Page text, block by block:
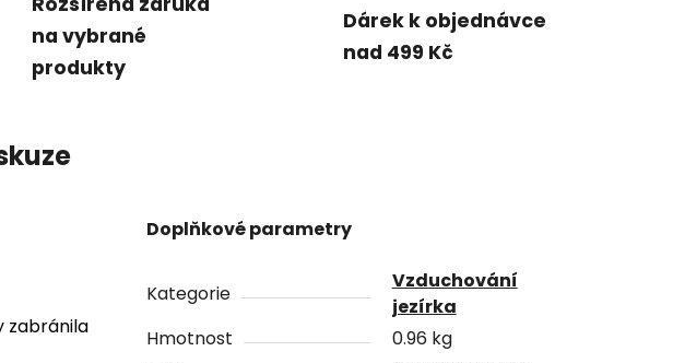
na vybrané
produkty
Dárek k objednávce
nad 499 Kč
zabránila
Doplňkové parametry
Kategorie
Vzduchování
jezírka
Hmotnost
0.96 kg